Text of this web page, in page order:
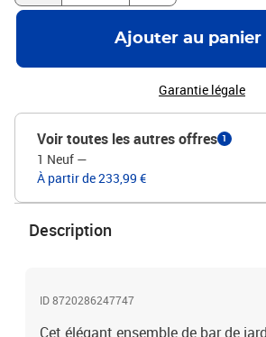
tressée, acier enduit de poudreDimensions :
x H)Dimensions du siège : 46 x 46 cm (l x
partir du sol : 80 cmHauteur du repose-
cmL'assemblage est requisLa livraison
Ajouter au panier
Garantie légale
Voir toutes les autres offres 1
1 Neuf —
À partir de 233,99 €
Description
ID 8720286247747
Cet élégant ensemble de bar de